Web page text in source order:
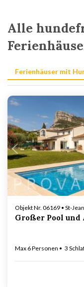
Alle
Ferienhäuser mit
Objekt Nr. 06169 • St-
Großer Pool und
Max 6 Personen 3